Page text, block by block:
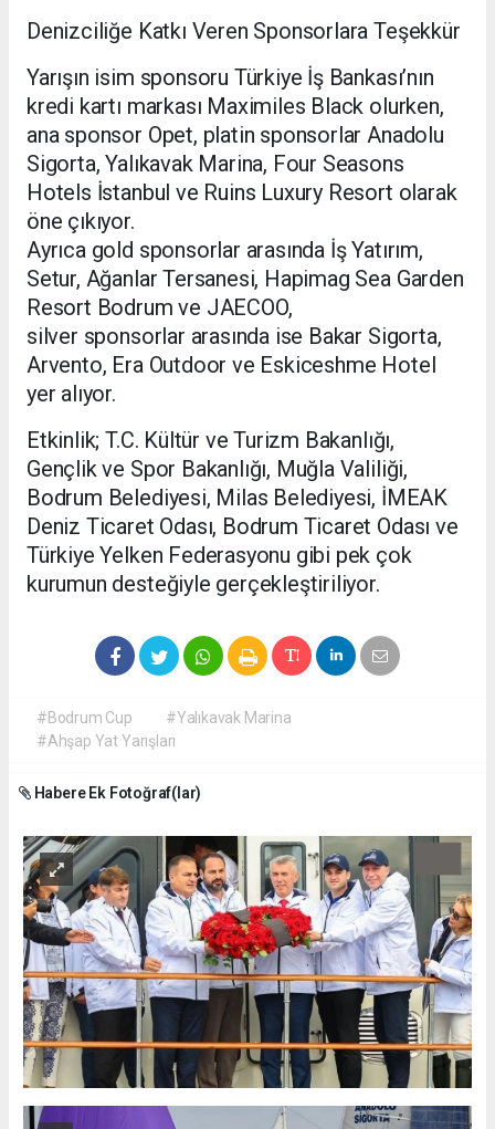
Denizciliğe Katkı Veren Sponsorlara Teşekkür
Yarışın isim sponsoru Türkiye İş Bankası’nın
kredi kartı markası Maximiles Black olurken,
ana sponsor Opet, platin sponsorlar Anadolu
Sigorta, Yalıkavak Marina, Four Seasons
Hotels İstanbul ve Ruins Luxury Resort olarak
öne çıkıyor.
Ayrıca gold sponsorlar arasında İş Yatırım,
Setur, Ağanlar Tersanesi, Hapimag Sea Garden
Resort Bodrum ve JAECOO,
silver sponsorlar arasında ise Bakar Sigorta,
Arvento, Era Outdoor ve Eskiceshme Hotel
yer alıyor.
Etkinlik; T.C. Kültür ve Turizm Bakanlığı,
Gençlik ve Spor Bakanlığı, Muğla Valiliği,
Bodrum Belediyesi, Milas Belediyesi, İMEAK
Deniz Ticaret Odası, Bodrum Ticaret Odası ve
Türkiye Yelken Federasyonu gibi pek çok
kurumun desteğiyle gerçekleştiriliyor.
#Bodrum Cup
#Yalıkavak Marina
#Ahşap Yat Yarışları
Habere Ek Fotoğraf(lar)